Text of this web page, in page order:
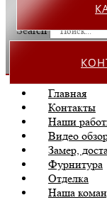
Search
Главная
Контакты
Наши
Видео
Замер,
Фурнитура
Отделка
Наша